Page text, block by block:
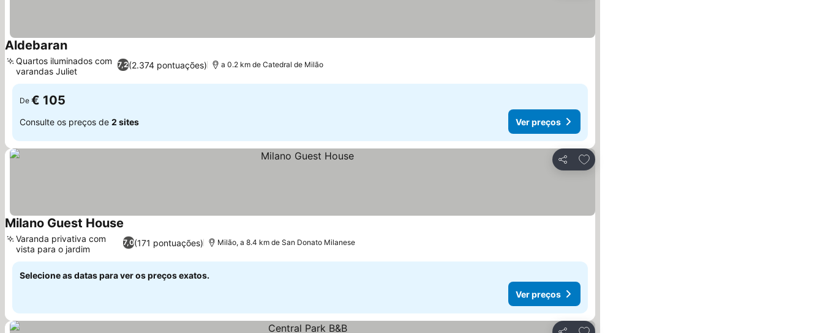
AldebaranVer preços
7,2(2.374 pontuações)
Quartos iluminados com
varandas Juliet
a 0.2 km de Catedral de Milão
De € 105
Consulte os preços de 2 sites Ver preços
Partilhar
Adicionar aos favoritos
Milano Guest House
7,0(171 pontuações)
Varanda privativa com
vista para o jardim
Milão, a 8.4 km de San Donato Milanese
Selecione as datas para ver os preços exatos.
Ver preços
Adicionar aos favoritos